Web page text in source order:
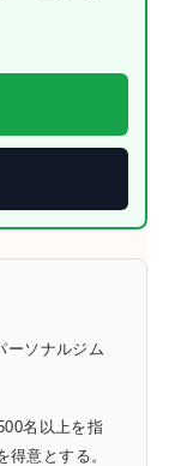
ーソナルジム
名以上を指
意とする。